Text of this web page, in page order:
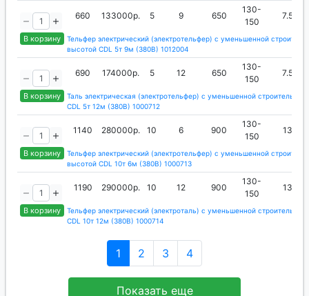
В корзину
660 133000р. 5 9 650
130-
150
7.5
Тельфер электрический (электротельфер) с уменьшенной
высотой CDL 5т 9м (380В) 1012004
В корзину
690 174000р. 5 12 650
130-
150
7.5
Таль электрическая (электротельфер) с уменьшенной строительной
CDL 5т 12м (380В) 1000712
В корзину
1140 280000р. 10 6 900
130-
150
13
Тельфер электрический (электротельфер) с уменьшенной
высотой CDL 10т 6м (380В) 1000713
В корзину
1190 290000р. 10 12 900
130-
150
13
Тельфер электрический (электроталь) с уменьшенной строительной
CDL 10т 12м (380В) 1000714
1 2 3 4
Показать еще